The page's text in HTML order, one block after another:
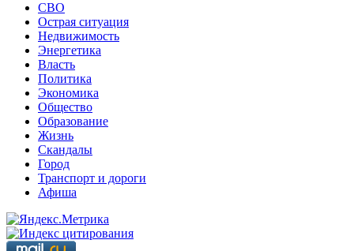
СВО
Острая ситуация
Недвижимость
Энергетика
Власть
Политика
Экономика
Общество
Образование
Жизнь
Скандалы
Город
Транспорт и дороги
Афиша